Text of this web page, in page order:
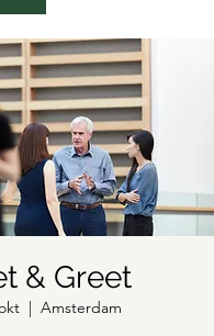
& Greet
  |
Amsterdam